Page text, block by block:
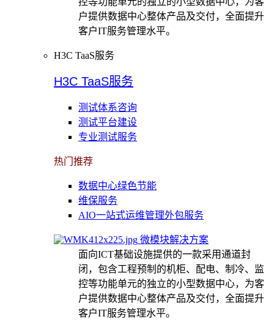
户提供数据中心整体产品及交付，全面提升
客户IT服务管理水平。
H3C TaaS服务
H3C TaaS服务
测试体系咨询
测试平台建设
专业测试服务
热门推荐
数据中心绿色节能
维保服务
AIO一站式运维管理外包服务
微模块解决方案
面向ICT基础设施提供的一款采用通道封
闭，包含工程预制的机柜、配电、制冷、监
控等功能单元的独立的小型数据中心，为客
户提供数据中心整体产品及交付，全面提升
客户IT服务管理水平。